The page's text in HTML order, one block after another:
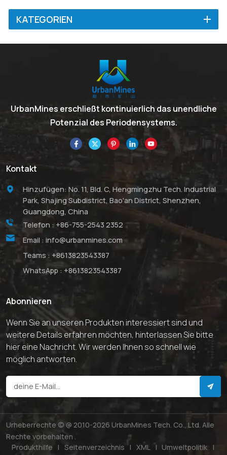
KATEGORIEN
UrbanMines erschließt kontinuierlich das unendliche
Potenzial des Periodensystems.
Kontakt
Hinzufügen: No. 11, Bld. C, Hengmingzhu Tech. Industrial
Park, Shajing Subdistrict, Bao'an District, Shenzhen,
Guangdong, China
Telefon : +86-755-2543 2352
Email : info@urbanmines.com
Teams : +8613823543387
WhatsApp : +8613823543387
Abonnieren
Wenn Sie an unseren Produkten interessiert sind und
weitere Details erfahren möchten, hinterlassen Sie bitte
hier eine Nachricht. Wir werden Ihnen so schnell wie
möglich antworten.
Urheberrechte © @ 2010-2026 UrbanMines Tech. Co., Ltd. Alle
Rechte vorbehalten .
Produkthilfe | Seitenverzeichnis | XML | Umweltpolitik |